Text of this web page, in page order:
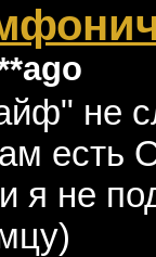
не
есть
я не